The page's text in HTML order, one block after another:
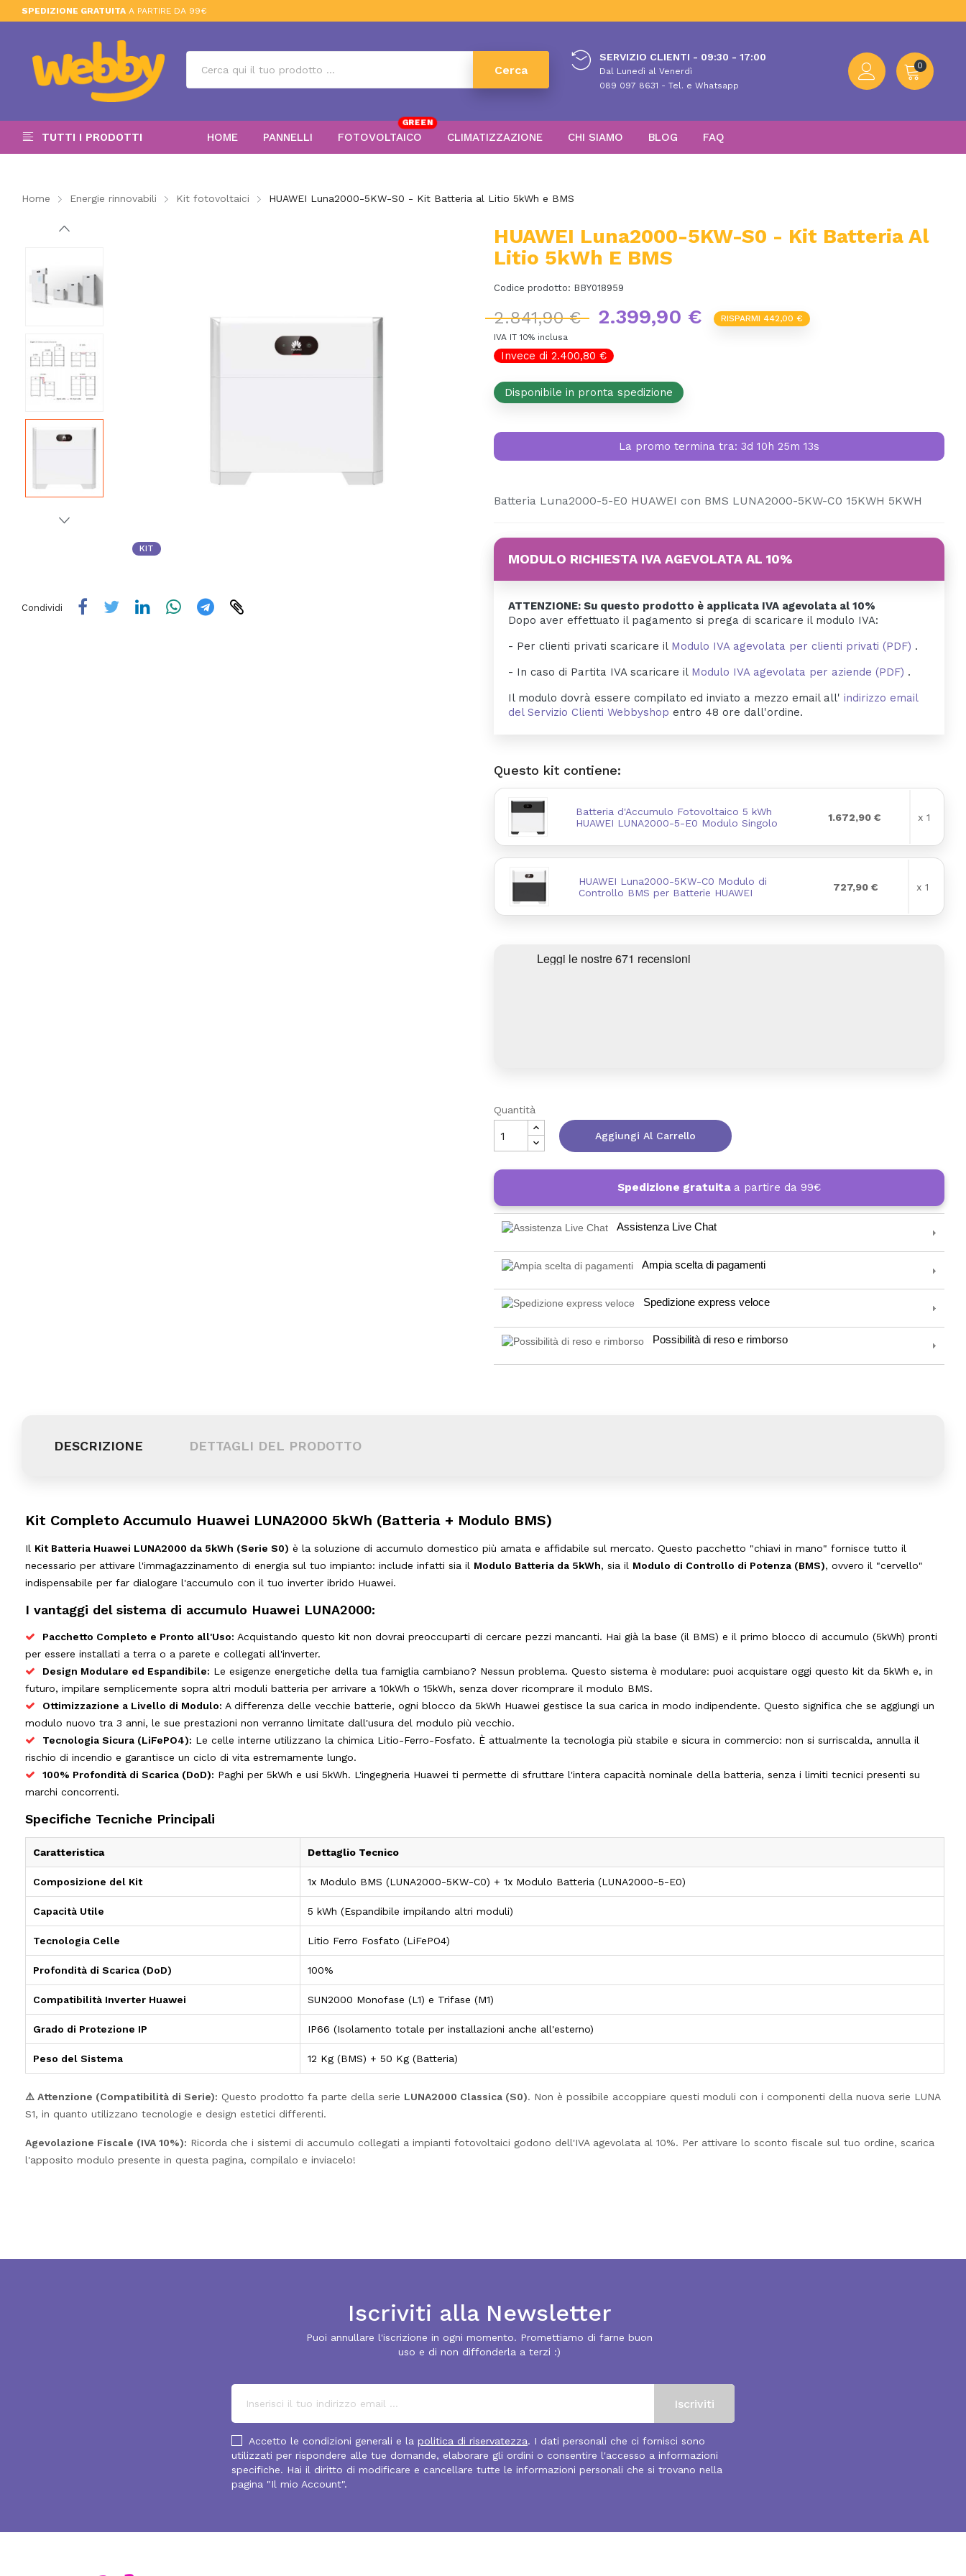
SPEDIZIONE GRATUITA A PARTIRE DA 99€
Cerca
SERVIZIO CLIENTI - 09:30 - 17:00
Dal Lunedì al Venerdì
089 097 8631 - Tel. e Whatsapp
0
TUTTI I PRODOTTI HOME PANNELLI FOTOVOLTAICO
GREEN
CLIMATIZZAZIONE CHI SIAMO BLOG FAQ
Home Energie rinnovabili Kit fotovoltaici HUAWEI Luna2000-5KW-S0 - Kit Batteria al Litio 5kWh e BMS
KIT
Condividi
HUAWEI Luna2000-5KW-S0 - Kit Batteria Al
Litio 5kWh E BMS
Codice prodotto: BBY018959
2.841,90 € 2.399,90 €
RISPARMI 442,00 €
IVA IT 10% inclusa
Invece di 2.400,80 €
Disponibile in pronta spedizione
La promo termina tra: 3d 10h 25m 13s
Batteria Luna2000-5-E0 HUAWEI con BMS LUNA2000-5KW-C0 15KWH 5KWH
MODULO RICHIESTA IVA AGEVOLATA AL 10%
ATTENZIONE: Su questo prodotto è applicata IVA agevolata al 10%
Dopo aver effettuato il pagamento si prega di scaricare il modulo IVA:
- Per clienti privati scaricare il Modulo IVA agevolata per clienti privati (PDF) .
- In caso di Partita IVA scaricare il Modulo IVA agevolata per aziende (PDF) .
Il modulo dovrà essere compilato ed inviato a mezzo email all' indirizzo email
del Servizio Clienti Webbyshop entro 48 ore dall'ordine.
Questo kit contiene:
Batteria d'Accumulo Fotovoltaico 5 kWh
HUAWEI LUNA2000-5-E0 Modulo Singolo
1.672,90 € x 1
HUAWEI Luna2000-5KW-C0 Modulo di
Controllo BMS per Batterie HUAWEI
727,90 € x 1
Quantità
Aggiungi Al Carrello
Spedizione gratuita a partire da 99€
Assistenza Live Chat
Ampia scelta di pagamenti
Spedizione express veloce
Possibilità di reso e rimborso
DESCRIZIONE DETTAGLI DEL PRODOTTO
Kit Completo Accumulo Huawei LUNA2000 5kWh (Batteria + Modulo BMS)
Il Kit Batteria Huawei LUNA2000 da 5kWh (Serie S0) è la soluzione di accumulo domestico più amata e affidabile sul mercato. Questo pacchetto "chiavi in mano" fornisce tutto il
necessario per attivare l'immagazzinamento di energia sul tuo impianto: include infatti sia il Modulo Batteria da 5kWh, sia il Modulo di Controllo di Potenza (BMS), ovvero il "cervello"
indispensabile per far dialogare l'accumulo con il tuo inverter ibrido Huawei.
I vantaggi del sistema di accumulo Huawei LUNA2000:
Pacchetto Completo e Pronto all'Uso: Acquistando questo kit non dovrai preoccuparti di cercare pezzi mancanti. Hai già la base (il BMS) e il primo blocco di accumulo (5kWh) pronti
per essere installati a terra o a parete e collegati all'inverter.
Design Modulare ed Espandibile: Le esigenze energetiche della tua famiglia cambiano? Nessun problema. Questo sistema è modulare: puoi acquistare oggi questo kit da 5kWh e, in
futuro, impilare semplicemente sopra altri moduli batteria per arrivare a 10kWh o 15kWh, senza dover ricomprare il modulo BMS.
Ottimizzazione a Livello di Modulo: A differenza delle vecchie batterie, ogni blocco da 5kWh Huawei gestisce la sua carica in modo indipendente. Questo significa che se aggiungi un
modulo nuovo tra 3 anni, le sue prestazioni non verranno limitate dall'usura del modulo più vecchio.
Tecnologia Sicura (LiFePO4): Le celle interne utilizzano la chimica Litio-Ferro-Fosfato. È attualmente la tecnologia più stabile e sicura in commercio: non si surriscalda, annulla il
rischio di incendio e garantisce un ciclo di vita estremamente lungo.
100% Profondità di Scarica (DoD): Paghi per 5kWh e usi 5kWh. L'ingegneria Huawei ti permette di sfruttare l'intera capacità nominale della batteria, senza i limiti tecnici presenti su
marchi concorrenti.
Specifiche Tecniche Principali
Caratteristica Dettaglio Tecnico
Composizione del Kit 1x Modulo BMS (LUNA2000-5KW-C0) + 1x Modulo Batteria (LUNA2000-5-E0)
Capacità Utile 5 kWh (Espandibile impilando altri moduli)
Tecnologia Celle Litio Ferro Fosfato (LiFePO4)
Profondità di Scarica (DoD) 100%
Compatibilità Inverter Huawei SUN2000 Monofase (L1) e Trifase (M1)
Grado di Protezione IP IP66 (Isolamento totale per installazioni anche all'esterno)
Peso del Sistema 12 Kg (BMS) + 50 Kg (Batteria)
⚠️ Attenzione (Compatibilità di Serie): Questo prodotto fa parte della serie LUNA2000 Classica (S0). Non è possibile accoppiare questi moduli con i componenti della nuova serie LUNA
S1, in quanto utilizzano tecnologie e design estetici differenti.
Agevolazione Fiscale (IVA 10%): Ricorda che i sistemi di accumulo collegati a impianti fotovoltaici godono dell'IVA agevolata al 10%. Per attivare lo sconto fiscale sul tuo ordine, scarica
l'apposito modulo presente in questa pagina, compilalo e inviacelo!
Iscriviti alla Newsletter
Puoi annullare l'iscrizione in ogni momento. Promettiamo di farne buon
uso e di non diffonderla a terzi :)
Accetto le condizioni generali e la politica di riservatezza. I dati personali che ci fornisci sono
utilizzati per rispondere alle tue domande, elaborare gli ordini o consentire l'accesso a informazioni
specifiche. Hai il diritto di modificare e cancellare tutte le informazioni personali che si trovano nella
pagina "Il mio Account".